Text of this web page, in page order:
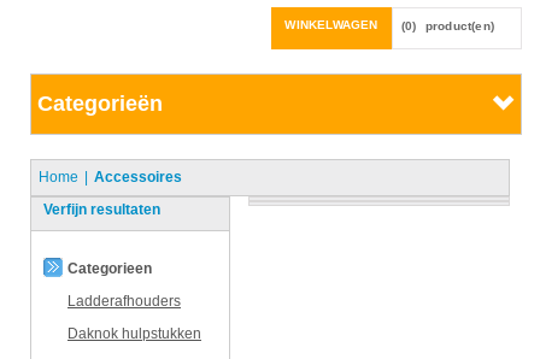
WINKELWAGEN (0) product(en)
Categorieën
Home
Accessoires
Verfijn resultaten
Categorieen
Ladderafhouders
Daknok hulpstukken